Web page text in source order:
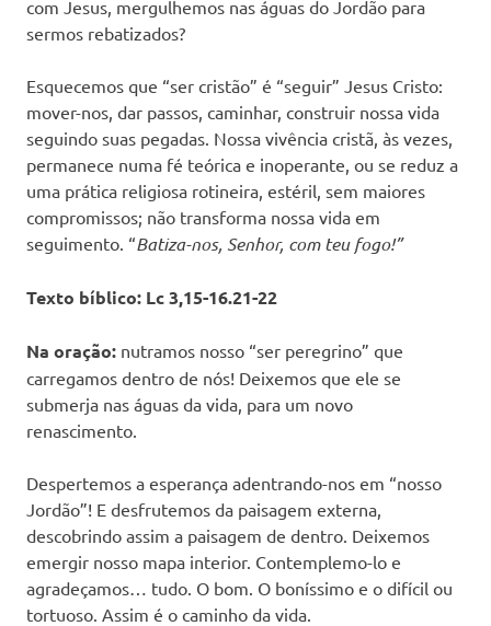
com Jesus, mergulhemos nas águas do Jordão para
sermos rebatizados?
Esquecemos que “ser cristão” é “seguir” Jesus Cristo:
mover-nos, dar passos, caminhar, construir nossa vida
seguindo suas pegadas. Nossa vivência cristã, às vezes,
permanece numa fé teórica e inoperante, ou se reduz a
uma prática religiosa rotineira, estéril, sem maiores
compromissos; não transforma nossa vida em
seguimento. “Batiza-nos, Senhor, com teu fogo!”
Texto bíblico: Lc 3,15-16.21-22
Na oração: nutramos nosso “ser peregrino” que
carregamos dentro de nós! Deixemos que ele se
submerja nas águas da vida, para um novo
renascimento.
Despertemos a esperança adentrando-nos em “nosso
Jordão”! E desfrutemos da paisagem externa,
descobrindo assim a paisagem de dentro. Deixemos
emergir nosso mapa interior. Contemplemo-lo e
agradeçamos… tudo. O bom. O boníssimo e o difícil ou
tortuoso. Assim é o caminho da vida.